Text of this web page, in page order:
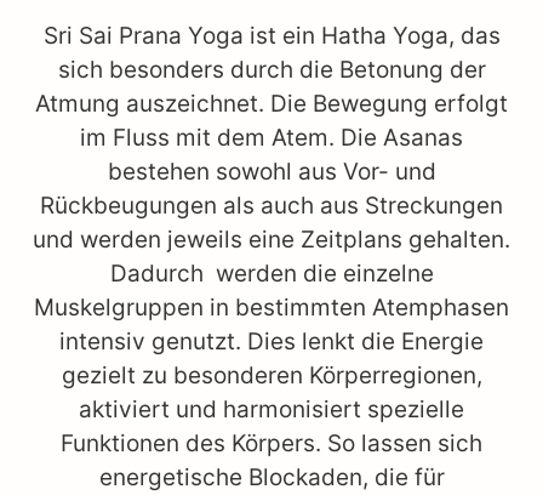
Sri Sai Prana Yoga ist ein Hatha Yoga, das
sich besonders durch die Betonung der
Atmung auszeichnet. Die Bewegung erfolgt
im Fluss mit dem Atem. Die Asanas
bestehen sowohl aus Vor- und
Rückbeugungen als auch aus Streckungen
und werden jeweils eine Zeitplans gehalten.
Dadurch werden die einzelne
Muskelgruppen in bestimmten Atemphasen
intensiv genutzt. Dies lenkt die Energie
gezielt zu besonderen Körperregionen,
aktiviert und harmonisiert spezielle
Funktionen des Körpers. So lassen sich
energetische Blockaden, die für